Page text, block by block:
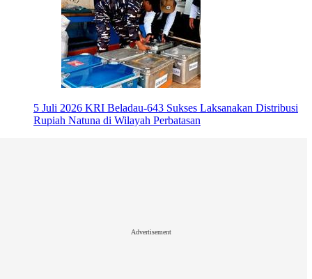
5 Juli 2026 KRI Beladau-643 Sukses Laksanakan Distribusi
Rupiah Natuna di Wilayah Perbatasan
Advertisement